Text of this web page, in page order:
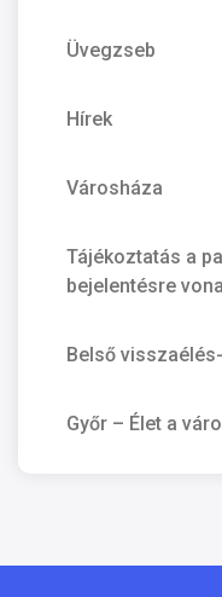
Üvegzseb
Hírek
Városháza
Tájékoztatás a
bejelentésre
Belső
Győr – Élet a